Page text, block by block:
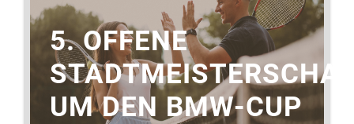
5. OFFENE
UM DEN BMW-CUP